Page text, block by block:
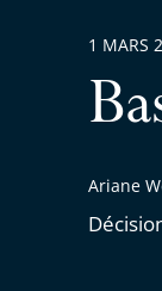
Ariane
1 MARS